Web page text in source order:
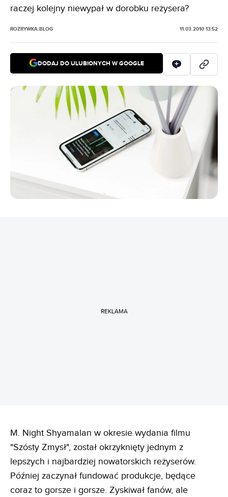
raczej kolejny niewypał w dorobku reżysera?
ROZRYWKA.BLOG 11.03.2010 13:52
DODAJ DO ULUBIONYCH W GOOGLE
REKLAMA
M. Night Shyamalan w okresie wydania filmu
"Szósty Zmysł", został okrzyknięty jednym z
lepszych i najbardziej nowatorskich reżyserów.
Później zaczynał fundować produkcje, będące
coraz to gorsze i gorsze. Zyskiwał fanów, ale